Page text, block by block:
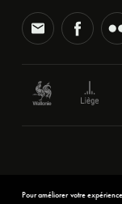
Pour améliorer votre